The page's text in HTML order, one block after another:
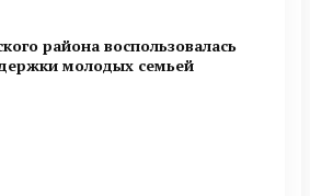
района воспользовалась
молодых семьей